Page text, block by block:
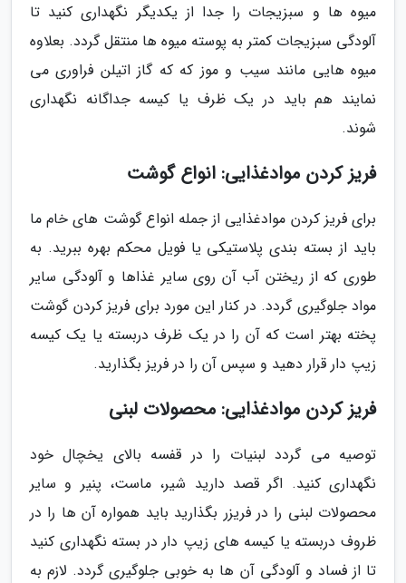
میوه ها و سبزیجات را جدا از یکدیگر نگهداری کنید تا
آلودگی سبزیجات کمتر به پوسته میوه ها منتقل گردد. بعلاوه
میوه هایی مانند سیب و موز که که گاز اتیلن فراوری می
نمایند هم باید در یک ظرف یا کیسه جداگانه نگهداری
شوند.
فریز کردن موادغذایی: انواع گوشت
برای فریز کردن موادغذایی از جمله انواع گوشت های خام ما
باید از بسته بندی پلاستیکی یا فویل محکم بهره ببرید. به
طوری که از ریختن آب آن روی سایر غذاها و آلودگی سایر
مواد جلوگیری گردد. در کنار این مورد برای فریز کردن گوشت
پخته بهتر است که آن را در یک ظرف دربسته یا یک کیسه
زیپ دار قرار دهید و سپس آن را در فریز بگذارید.
فریز کردن موادغذایی: محصولات لبنی
توصیه می گردد لبنیات را در قفسه بالای یخچال خود
نگهداری کنید. اگر قصد دارید شیر، ماست، پنیر و سایر
محصولات لبنی را در فریزر بگذارید باید همواره آن ها را در
ظروف دربسته یا کیسه های زیپ دار در بسته نگهداری کنید
تا از فساد و آلودگی آن ها به خوبی جلوگیری گردد. لازم به